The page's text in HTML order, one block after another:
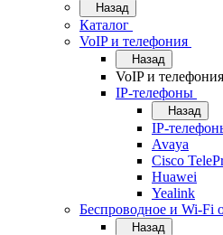
Назад
Каталог
VoIP и телефония
Назад
VoIP и телефония
IP-телефоны
Назад
IP-
Avaya
Cisco
Huawei
Yealink
Беспроводное и Wi-Fi
Назад